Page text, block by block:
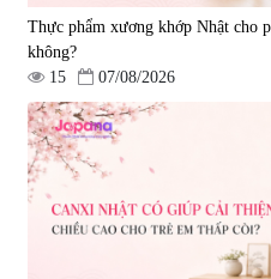
Combo 2 Viên uống tăng cường
sinh lực nam giới Smart Power
120 viên
3.160.000 đ
Thực phẩm xương khớp Nhật cho
không?
15
07/08/2026